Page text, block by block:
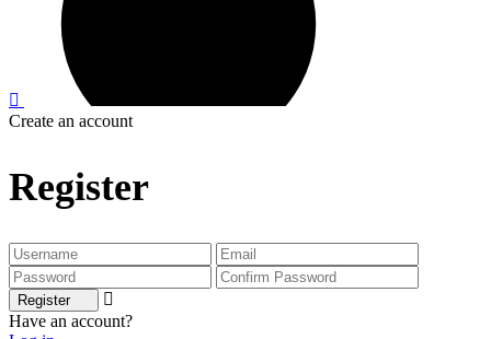
Create an account
Register
Register
Have an account?